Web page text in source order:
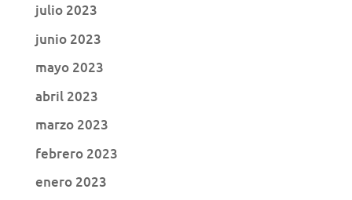
julio 2023
junio 2023
mayo 2023
abril 2023
marzo 2023
febrero 2023
enero 2023